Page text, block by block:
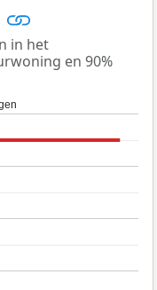
in het
en 90%